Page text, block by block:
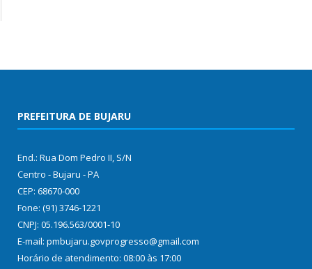
PREFEITURA DE BUJARU
End.: Rua Dom Pedro II, S/N
Centro - Bujaru - PA
CEP: 68670-000
Fone: (91) 3746-1221
CNPJ: 05.196.563/0001-10
E-mail: pmbujaru.govprogresso@gmail.com
Horário de atendimento: 08:00 às 17:00